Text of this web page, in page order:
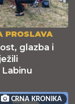
PROSLAVA
glazba i
CRNA KRONIKA